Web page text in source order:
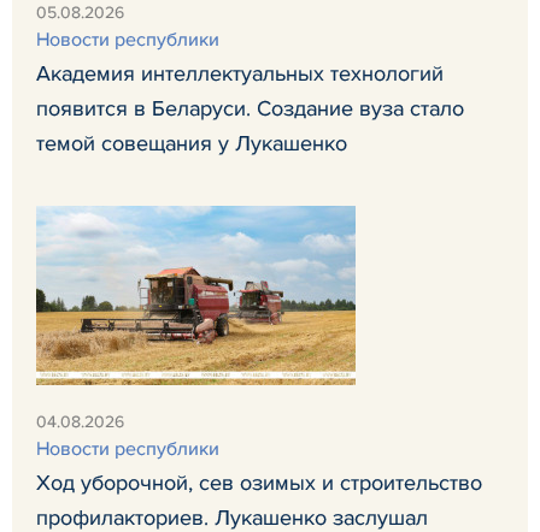
05.08.2026
Новости республики
Академия интеллектуальных технологий
появится в Беларуси. Создание вуза стало
темой совещания у Лукашенко
04.08.2026
Новости республики
Ход уборочной, сев озимых и строительство
профилакториев. Лукашенко заслушал